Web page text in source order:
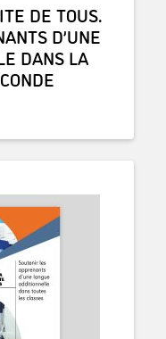
DE TOUS.
D’UNE
DANS LA